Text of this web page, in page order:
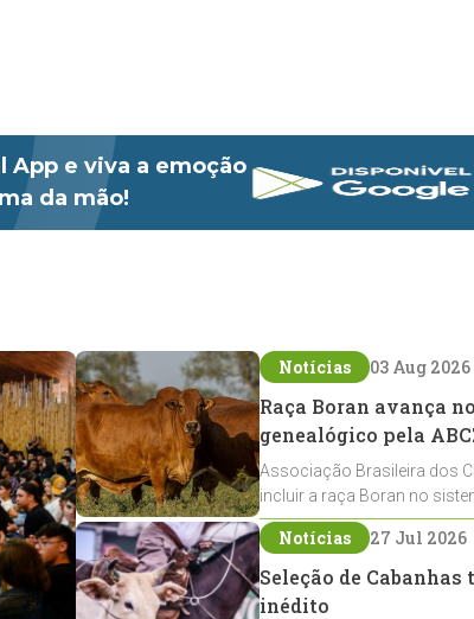
App e viva a emoção
da mão!
Notícias 03 Aug 2026
Raça Boran avança
genealógico pela
Associação Brasileira dos
incluir a raça Boran no
expansão na pecuária
Notícias 27 Jul 2026
Seleção de
inédito